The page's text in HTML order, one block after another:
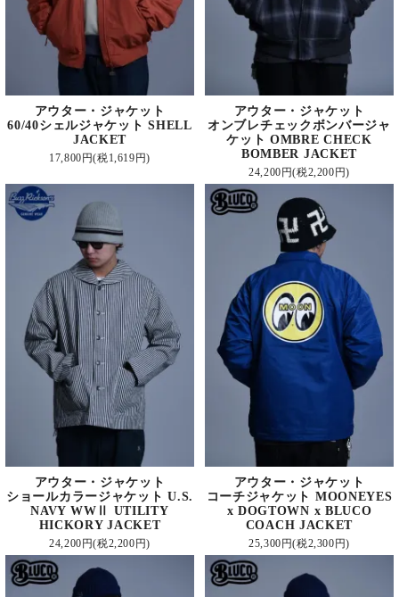
アウター・ジャケット
60/40シェルジャケット SHELL
JACKET
17,800円(税1,619円)
アウター・ジャケット
オンブレチェックボンバージャ
ケット OMBRE CHECK
BOMBER JACKET
24,200円(税2,200円)
アウター・ジャケット
ショールカラージャケット U.S.
NAVY WWⅡ UTILITY
HICKORY JACKET
24,200円(税2,200円)
アウター・ジャケット
コーチジャケット MOONEYES
x DOGTOWN x BLUCO
COACH JACKET
25,300円(税2,300円)